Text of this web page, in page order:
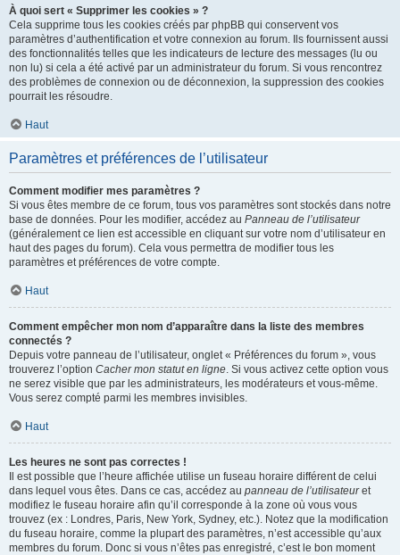
À quoi sert « Supprimer les cookies » ?
Cela supprime tous les cookies créés par phpBB qui conservent vos
paramètres d’authentification et votre connexion au forum. Ils fournissent aussi
des fonctionnalités telles que les indicateurs de lecture des messages (lu ou
non lu) si cela a été activé par un administrateur du forum. Si vous rencontrez
des problèmes de connexion ou de déconnexion, la suppression des cookies
pourrait les résoudre.
Haut
Paramètres et préférences de l’utilisateur
Comment modifier mes paramètres ?
Si vous êtes membre de ce forum, tous vos paramètres sont stockés dans notre
base de données. Pour les modifier, accédez au Panneau de l’utilisateur
(généralement ce lien est accessible en cliquant sur votre nom d’utilisateur en
haut des pages du forum). Cela vous permettra de modifier tous les
paramètres et préférences de votre compte.
Haut
Comment empêcher mon nom d’apparaître dans la liste des membres
connectés ?
Depuis votre panneau de l’utilisateur, onglet « Préférences du forum », vous
trouverez l’option Cacher mon statut en ligne. Si vous activez cette option vous
ne serez visible que par les administrateurs, les modérateurs et vous-même.
Vous serez compté parmi les membres invisibles.
Haut
Les heures ne sont pas correctes !
Il est possible que l’heure affichée utilise un fuseau horaire différent de celui
dans lequel vous êtes. Dans ce cas, accédez au panneau de l’utilisateuret
modifiez le fuseau horaire afin qu’il corresponde à la zone où vous vous
trouvez (ex : Londres, Paris, New York, Sydney, etc.). Notez que la modification
du fuseau horaire, comme la plupart des paramètres, n’est accessible qu’aux
membres du forum. Donc si vous n’êtes pas enregistré, c’est le bon moment